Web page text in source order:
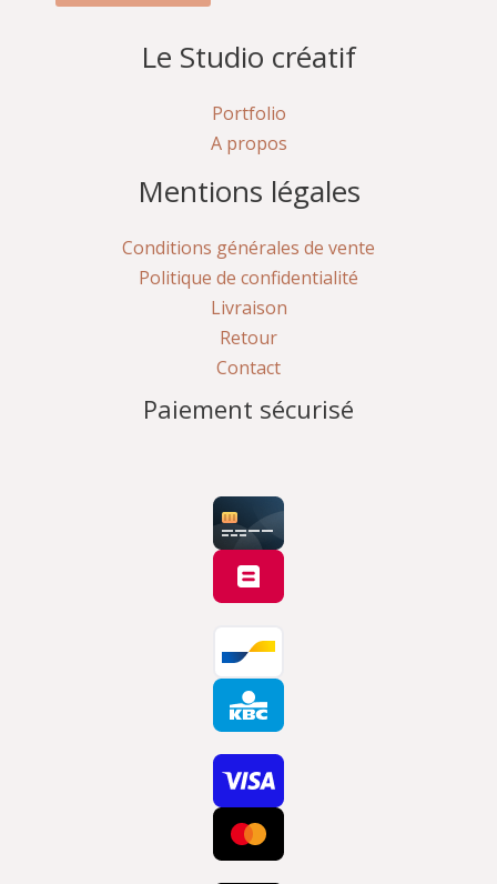
Le Studio créatif
Portfolio
A propos
Mentions légales
Conditions générales de vente
Politique de confidentialité
Livraison
Retour
Contact
Paiement sécurisé